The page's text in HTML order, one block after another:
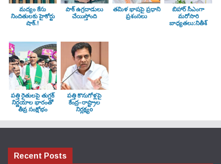
మద్యం కేసు
నిందితులకు హైకోర్టు
షాక్.!
పాక్ ఉగ్రదాడులు
చేయిస్తోంది
తమిళ భాషపై ప్రధాని
ప్రశంసలు
బిహార్ సీఎంగా
మరోసారి
బాధ్యతలు:నితీశ్
పత్తి రైతులపై తుగ్లక్‌
నిర్ణయాల భారంతో
తీవ్ర సంక్షోభం
పత్తి కొనుగోళ్లపై
కేంద్ర–రాష్ట్రాల
నిర్లక్ష్యo
Recent Posts